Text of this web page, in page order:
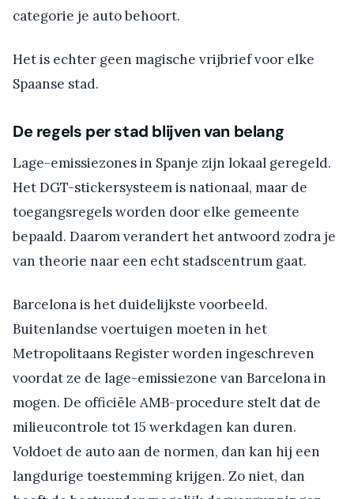
categorie je auto behoort.
Het is echter geen magische vrijbrief voor elke
Spaanse stad.
De regels per stad blijven van belang
Lage-emissiezones in Spanje zijn lokaal geregeld.
Het DGT-stickersysteem is nationaal, maar de
toegangsregels worden door elke gemeente
bepaald. Daarom verandert het antwoord zodra je
van theorie naar een echt stadscentrum gaat.
Barcelona is het duidelijkste voorbeeld.
Buitenlandse voertuigen moeten in het
Metropolitaans Register worden ingeschreven
voordat ze de lage-emissiezone van Barcelona in
mogen. De officiële AMB-procedure stelt dat de
milieucontrole tot 15 werkdagen kan duren.
Voldoet de auto aan de normen, dan kan hij een
langdurige toestemming krijgen. Zo niet, dan